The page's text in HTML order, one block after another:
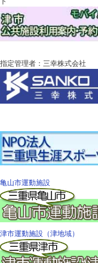
指定管理者：三幸株式会社